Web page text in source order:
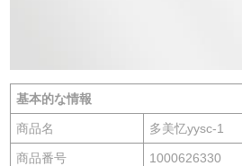
基本的な情報
商品名 多美忆yysc-1
商品番号 1000626330